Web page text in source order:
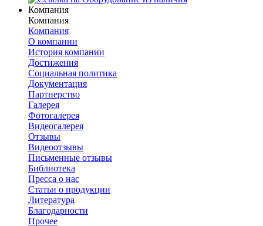
Компания
Компания
Компания
О компании
История компании
Достижения
Социальная политика
Документация
Партнерство
Галерея
Фотогалерея
Видеогалерея
Отзывы
Видеоотзывы
Письменные отзывы
Библиотека
Пресса о нас
Статьи о продукции
Литература
Благодарности
Прочее